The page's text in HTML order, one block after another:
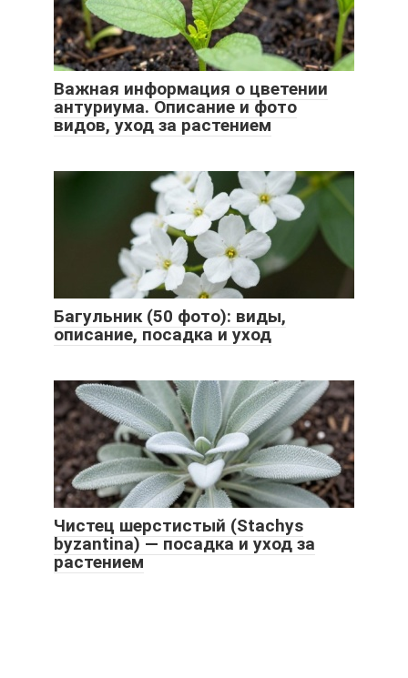
Важная информация о цветении
антуриума. Описание и фото
видов, уход за растением
Багульник (50 фото): виды,
описание, посадка и уход
Чистец шерстистый (Stachys
byzantina) — посадка и уход за
растением